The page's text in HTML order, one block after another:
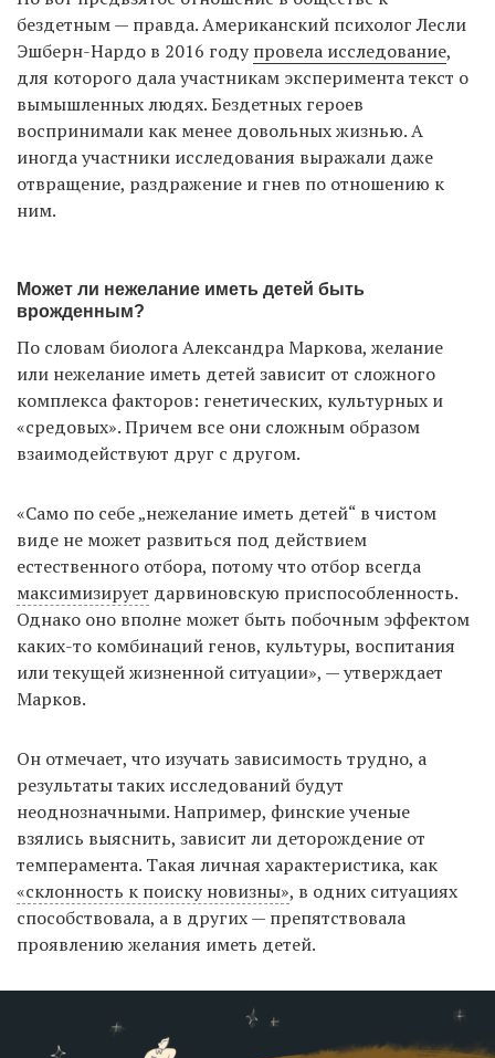
бездетным — правда. Американский психолог Лесли
Эшберн-Нардо в 2016 годупровела исследование,
для которого дала участникам эксперимента текст о
вымышленных людях. Бездетных героев
воспринимали как менее довольных жизнью. А
иногда участники исследования выражали даже
отвращение, раздражение и гнев по отношению к
ним.
Может ли нежелание иметь детей быть
врожденным?
По словам биолога Александра Маркова, желание
или нежелание иметь детей зависит от сложного
комплекса факторов: генетических, культурных и
«средовых». Причем все они сложным образом
взаимодействуют друг с другом.
«Само по себе „нежелание иметь детей“ в чистом
виде не может развиться под действием
естественного отбора, потому что отбор всегда
максимизирует дарвиновскую приспособленность.
Однако оно вполне может быть побочным эффектом
каких-то комбинаций генов, культуры, воспитания
или текущей жизненной ситуации», — утверждает
Марков.
Он отмечает, что изучать зависимость трудно, а
результаты таких исследований будут
неоднозначными. Например, финские ученые
взялись выяснить, зависит ли деторождение от
темперамента. Такая личная характеристика, как
«склонность к поиску новизны», в одних ситуациях
способствовала, а в других — препятствовала
проявлению желания иметь детей.